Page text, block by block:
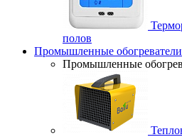
полов
Промышленные обогреватели
Промышленные